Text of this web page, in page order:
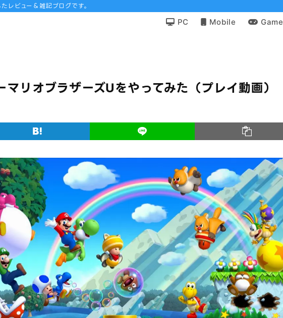
レビュー＆雑記ブログです。
PC Mobile Game
リオブラザーズUをやってみた（プレイ動画）